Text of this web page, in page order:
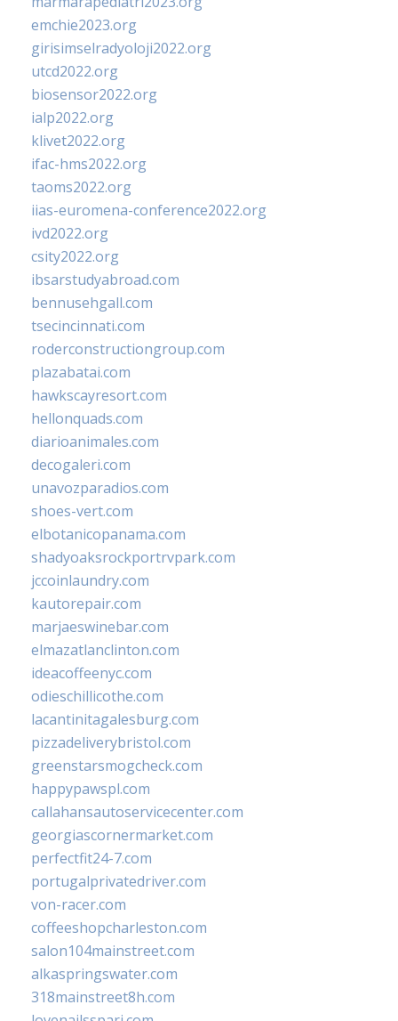
emchie2023.org
girisimselradyoloji2022.org
utcd2022.org
biosensor2022.org
ialp2022.org
klivet2022.org
ifac-hms2022.org
taoms2022.org
iias-euromena-conference2022.org
ivd2022.org
csity2022.org
ibsarstudyabroad.com
bennusehgall.com
tsecincinnati.com
roderconstructiongroup.com
plazabatai.com
hawkscayresort.com
hellonquads.com
diarioanimales.com
decogaleri.com
unavozparadios.com
shoes-vert.com
elbotanicopanama.com
shadyoaksrockportrvpark.com
jccoinlaundry.com
kautorepair.com
marjaeswinebar.com
elmazatlanclinton.com
ideacoffeenyc.com
odieschillicothe.com
lacantinitagalesburg.com
pizzadeliverybristol.com
greenstarsmogcheck.com
happypawspl.com
callahansautoservicecenter.com
georgiascornermarket.com
perfectfit24-7.com
portugalprivatedriver.com
von-racer.com
coffeeshopcharleston.com
salon104mainstreet.com
alkaspringswater.com
318mainstreet8h.com